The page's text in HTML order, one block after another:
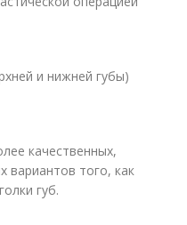
и нижней губы)
качественных,
вариантов того, как
губ.